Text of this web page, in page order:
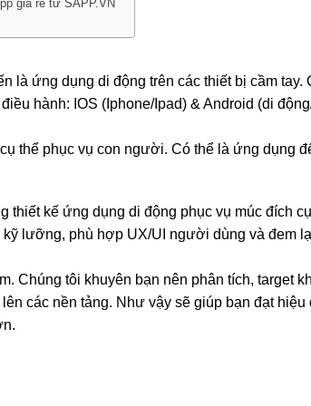
kế app mobile?
vào tiện ích đi kèm
tiết từ A-Z
tiết kiệm chi phí